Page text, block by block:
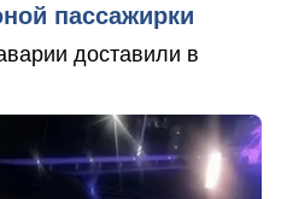
пассажирки
доставили в